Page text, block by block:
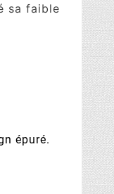
sa faible
épuré.